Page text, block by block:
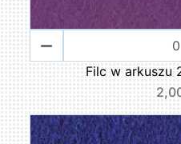
Filc w arkuszu